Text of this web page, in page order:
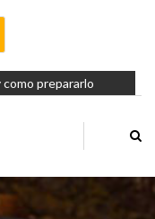
prepararlo